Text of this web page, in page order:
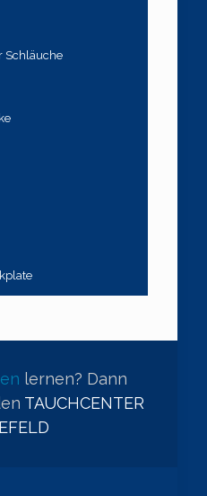
Schläuche
lernen? Dann
TAUCHCENTER